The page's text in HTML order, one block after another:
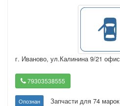
г. Иваново, ул.Калинина 9/21
79303538555
Опознан Запчасти для 74 марок